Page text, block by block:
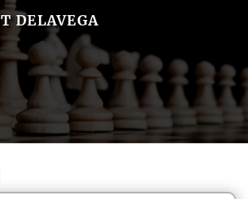
DELAVEGA